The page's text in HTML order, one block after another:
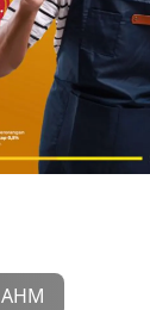
AHM